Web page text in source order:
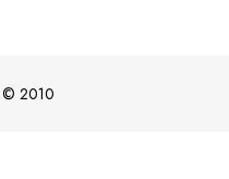
© 2010